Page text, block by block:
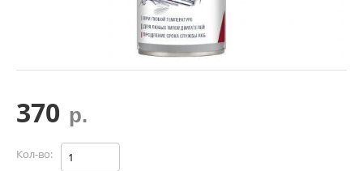
370 р.
Кол-во: